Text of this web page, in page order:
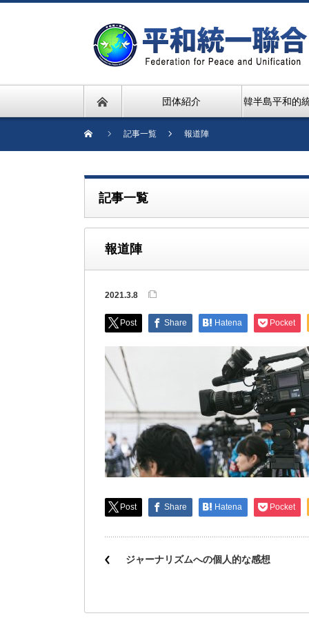
団体紹介 韓半島平和的
記事一覧 報道陣
記事一覧
報道陣
2021.3.8
Post Share Hatena Pocket
Post Share Hatena Pocket
ジャーナリズムへの個人的な感想